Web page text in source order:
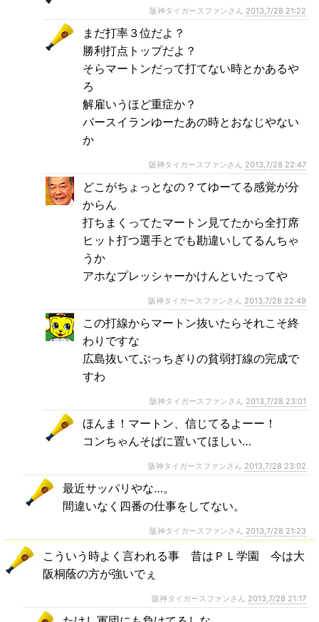
阪神タイガースファンさん 2013,7/28 21:22
まだ打率３位だよ？
勝利打点トップだよ？
そらマートンだって打てない時とかあるや
ろ
解雇いうほど重症か？
バースイランゆーたあの時とおなじやない
か
阪神タイガースファンさん 2013,7/28 22:47
どこがちょっとなの？てゆーてる感覚が分
からん
打ちまくってたマートン見てたから全打席
ヒット打つ選手とでも勘違いしてるんちゃ
うか
アホなプレッシャーかけんといたってや
阪神タイガースファンさん 2013,7/28 22:49
この打線からマートン抜いたらそれこそ終
わりですな
広島抜いてぶっちぎりの貧弱打線の完成で
すわ
阪神タイガースファンさん 2013,7/28 23:01
ほんま！マートン、信じてるよーー！
コンちゃんそばに置いてほしい…
阪神タイガースファンさん 2013,7/28 23:02
最近サッパリやな…。
間違いなく四番の仕事をしてない。
阪神タイガースファンさん 2013,7/28 21:23
こういう時よく言われる事 昔はＰＬ学園 今は大
阪桐蔭の方が強いでぇ
阪神タイガースファンさん 2013,7/28 21:17